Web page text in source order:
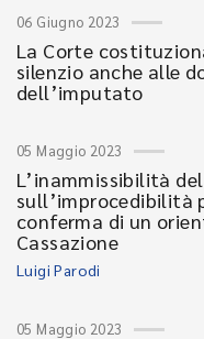
06 Giugno 2023
La Corte
silenzio anche alle
dell’imputato
05 Maggio 2023
L’inammissibilità
sull’improcedibilità
conferma di un
Cassazione
Luigi Parodi
05 Maggio 2023